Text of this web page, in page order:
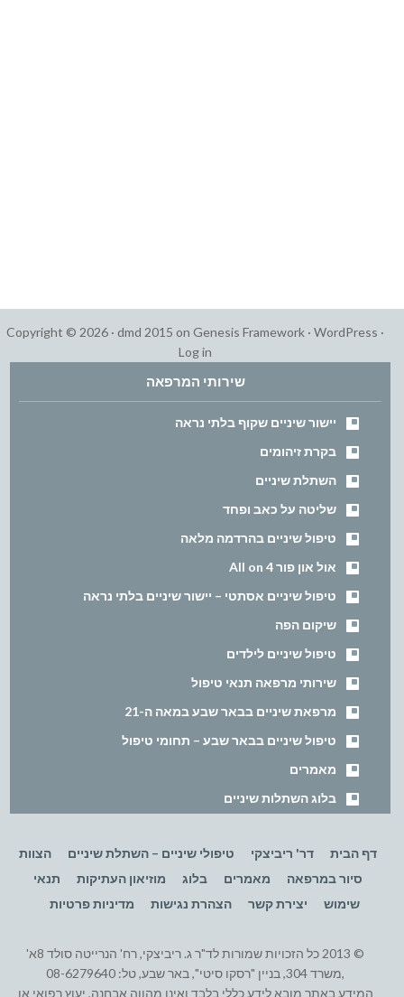
Copyright © 2026 · dmd 2015 on Genesis Framework · WordPress ·
Log in
שירותי המרפאה
יישור שיניים שקוף בלתי נראה
בקרת זיהומים
השתלת שיניים
שליטה על כאב ופחד
טיפול שיניים בהרדמה מלאה
אול און פור All on 4
טיפול שיניים אסתטי – יישור שיניים בלתי נראה
שיקום הפה
טיפול שיניים לילדים
שירותי מרפאה תנאי טיפול
מרפאת שיניים בבאר שבע במאה ה-21
טיפול שיניים בבאר שבע – תחומי טיפול
מאמרים
בלוג השתלות שיניים
דף הבית דר' ריביצקי טיפולי שיניים – השתלת שיניים
הצוות
סיור במרפאה
מאמרים בלוג מוזיאון העתיקות
תנאי
שימוש
יצירת קשר הצהרת נגישות מדיניות פרטיות
© 2013 כל הזכויות שמורות לד"ר ג. ריביצקי, רח' הנרייטה סולד 8א'
,משרד 304, בניין "רסקו סיטי", באר שבע, טל: 08-6279640
המידע באתר מובא לידע כללי בלבד ואינו מהווה אבחנה, יעוץ רפואי או